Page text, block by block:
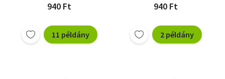
940 Ft
11 példány
940 Ft
2 példány